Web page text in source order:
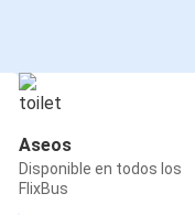
Aseos
Disponible en todos los
FlixBus